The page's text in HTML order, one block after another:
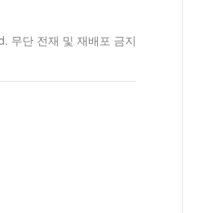
무단 전재 및 재배포 금지